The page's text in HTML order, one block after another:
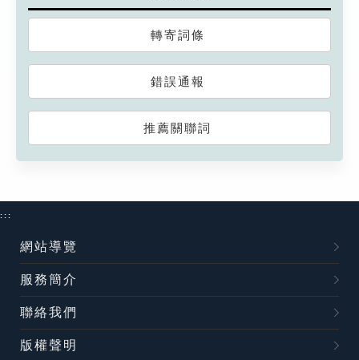
轉寄詞條
錯誤通報
推薦關聯詞
:::
網站導覽
服務簡介
聯絡我們
版權聲明